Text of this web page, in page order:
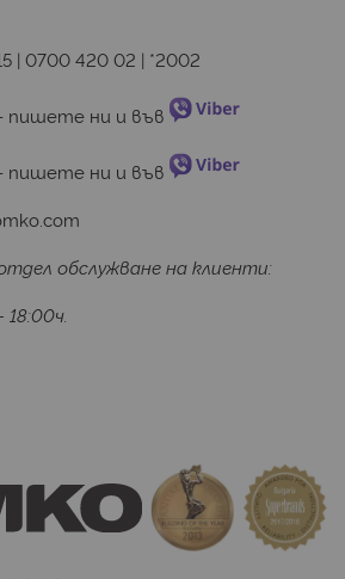
| 0700 420 02 | *2002
пишете ни и във
пишете ни и във
обслужване на клиенти: